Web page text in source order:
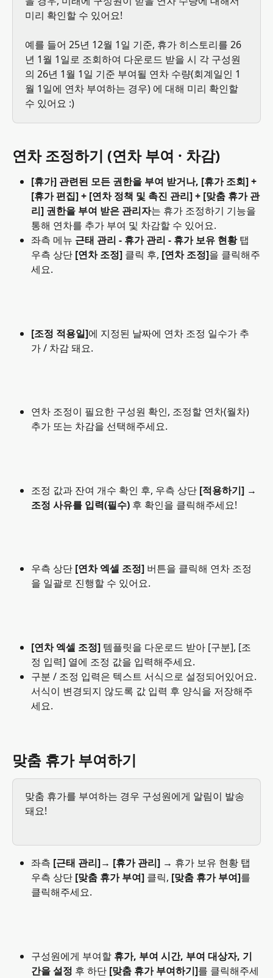
미리 확인할 수 있어요!
예를 들어 25년 12월 1일 기준, 휴가 히스토리를 26
년 1월 1일로 조회하여 다운로드 받을 시 각 구성원
의 26년 1월 1일 기준 부여될 연차 수량(회계일인 1
월 1일에 연차 부여하는 경우) 에 대해 미리 확인할
수 있어요 :)
연차 조정하기 (연차 부여 · 차감)
[휴가] 관련된 모든 권한을 부여 받거나, [휴가 조회] +
[휴가 편집] + [연차 정책 및 촉진 관리] + [맞춤 휴가 관
리] 권한을 부여 받은 관리자는 휴가 조정하기 기능을
통해 연차를 추가 부여 및 차감할 수 있어요.
좌측 메뉴 근태 관리 - 휴가 관리 - 휴가 보유 현황 탭
우측 상단 [연차 조정] 클릭 후, [연차 조정]을 클릭해주
세요.
[조정 적용일]에 지정된 날짜에 연차 조정 일수가 추
가 / 차감 돼요.
연차 조정이 필요한 구성원 확인, 조정할 연차(월차)
추가 또는 차감을 선택해주세요.
조정 값과 잔여 개수 확인 후, 우측 상단 [적용하기] →
조정 사유를 입력(필수) 후 확인을 클릭해주세요!
우측 상단 [연차 엑셀 조정] 버튼을 클릭해 연차 조정
을 일괄로 진행할 수 있어요.
[연차 엑셀 조정] 템플릿을 다운로드 받아 [구분], [조
정 입력] 열에 조정 값을 입력해주세요.
구분 / 조정 입력은 텍스트 서식으로 설정되어있어요.
서식이 변경되지 않도록 값 입력 후 양식을 저장해주
세요.
맞춤 휴가 부여하기
맞춤 휴가를 부여하는 경우 구성원에게 알림이 발송
돼요!
좌측 [근태 관리]→ [휴가 관리] → 휴가 보유 현황 탭
우측 상단 [맞춤 휴가 부여] 클릭, [맞춤 휴가 부여]를
클릭해주세요.
구성원에게 부여할 휴가, 부여 시간, 부여 대상자, 기
간을 설정 후 하단 [맞춤 휴가 부여하기]를 클릭해주세